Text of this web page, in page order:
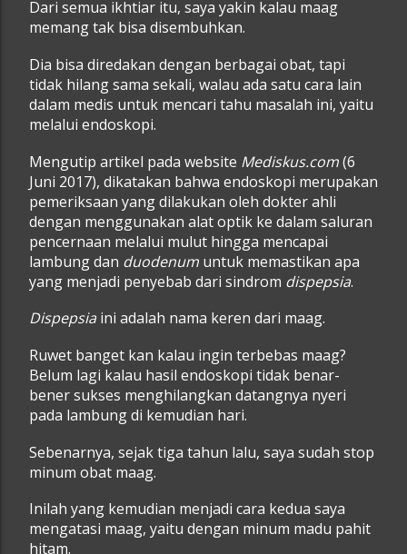
Dari semua ikhtiar itu, saya yakin kalau maag
memang tak bisa disembuhkan.
Dia bisa diredakan dengan berbagai obat, tapi
tidak hilang sama sekali, walau ada satu cara lain
dalam medis untuk mencari tahu masalah ini, yaitu
melalui endoskopi.
Mengutip artikel pada website Mediskus.com(6
Juni 2017), dikatakan bahwa endoskopi merupakan
pemeriksaan yang dilakukan oleh dokter ahli
dengan menggunakan alat optik ke dalam saluran
pencernaan melalui mulut hingga mencapai
lambung dan duodenum untuk memastikan apa
yang menjadi penyebab dari sindrom dispepsia.
Dispepsia ini adalah nama keren dari maag.
Ruwet banget kan kalau ingin terbebas maag?
Belum lagi kalau hasil endoskopi tidak benar-
bener sukses menghilangkan datangnya nyeri
pada lambung di kemudian hari.
Sebenarnya, sejak tiga tahun lalu, saya sudah stop
minum obat maag.
Inilah yang kemudian menjadi cara kedua saya
mengatasi maag, yaitu dengan minum madu pahit
hitam.